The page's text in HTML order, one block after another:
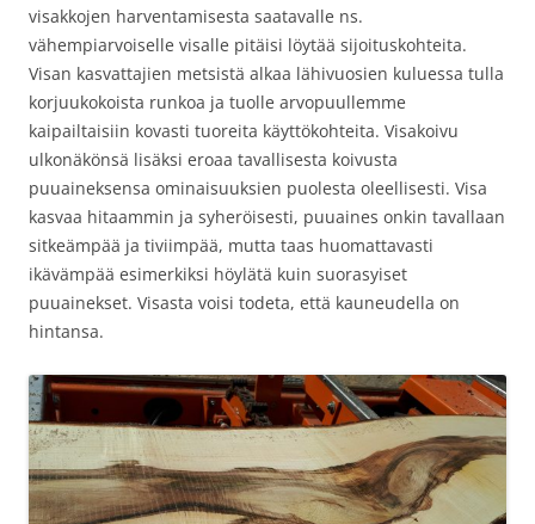
visakkojen harventamisesta saatavalle ns.
vähempiarvoiselle visalle pitäisi löytää sijoituskohteita.
Visan kasvattajien metsistä alkaa lähivuosien kuluessa tulla
korjuukokoista runkoa ja tuolle arvopuullemme
kaipailtaisiin kovasti tuoreita käyttökohteita. Visakoivu
ulkonäkönsä lisäksi eroaa tavallisesta koivusta
puuaineksensa ominaisuuksien puolesta oleellisesti. Visa
kasvaa hitaammin ja syheröisesti, puuaines onkin tavallaan
sitkeämpää ja tiviimpää, mutta taas huomattavasti
ikävämpää esimerkiksi höylätä kuin suorasyiset
puuainekset. Visasta voisi todeta, että kauneudella on
hintansa.